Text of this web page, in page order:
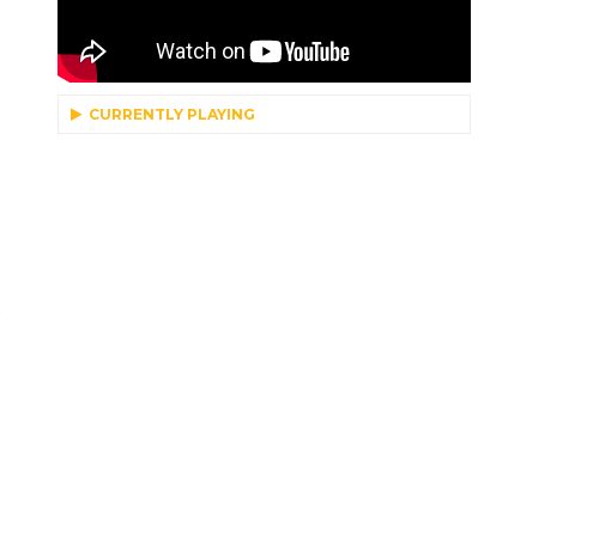
CURRENTLY PLAYING